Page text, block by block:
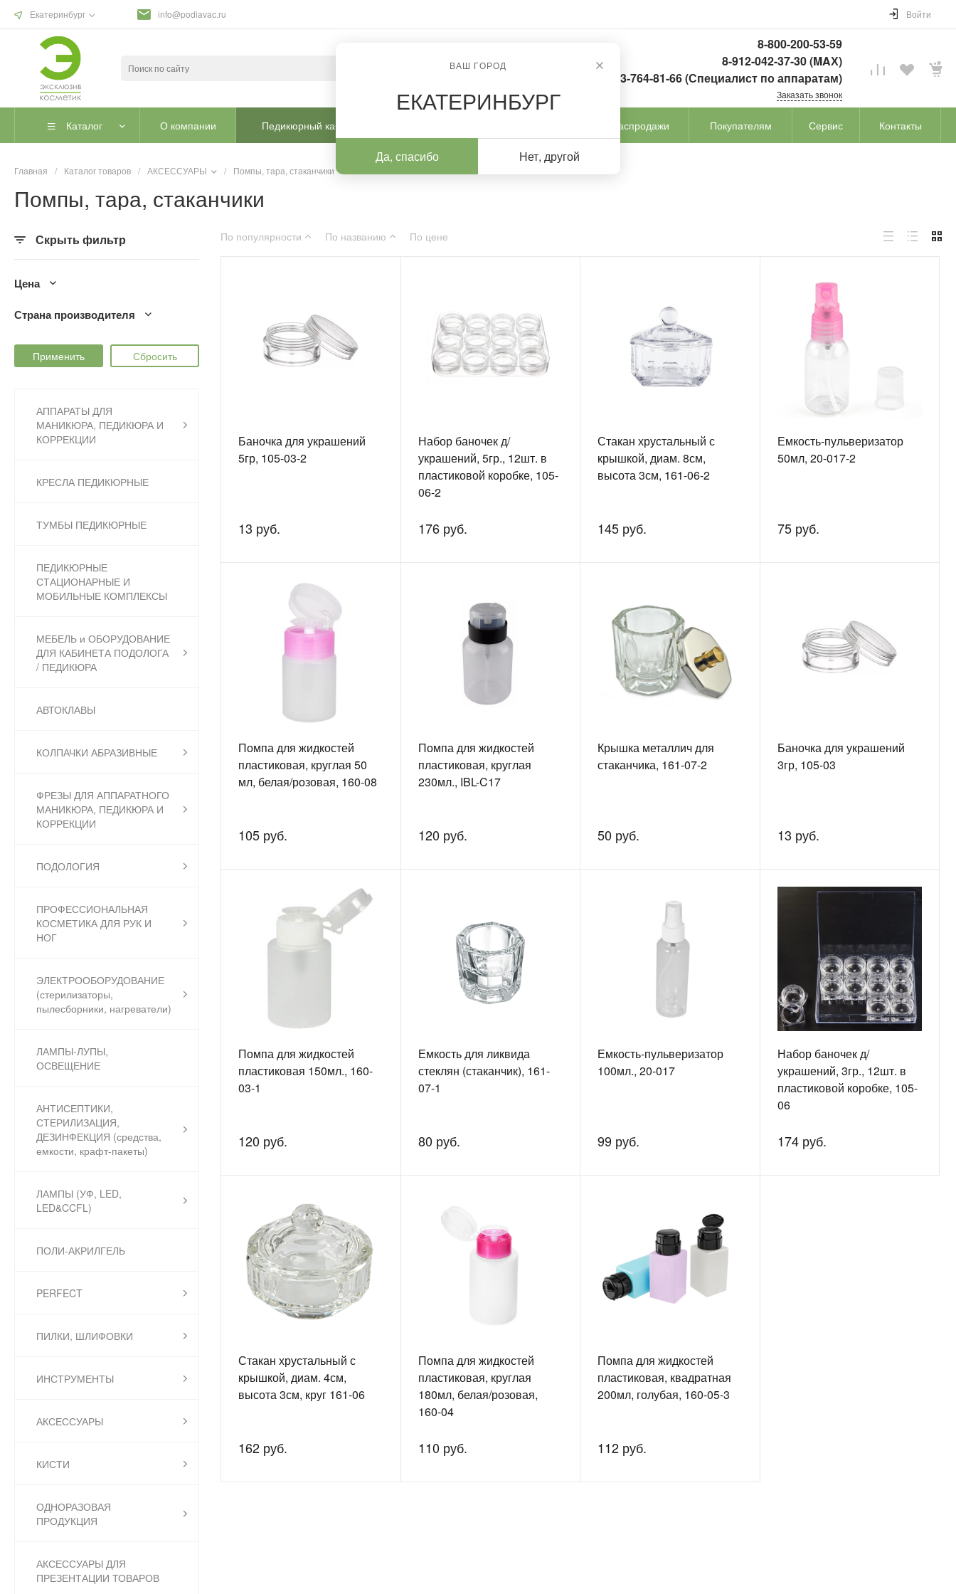
Екатеринбург
ВАШ ГОРОД
ЕКАТЕРИНБУРГ
Да, спасибо Нет, другой
info@podiavac.ru Войти
8-800-200-53-59
8-912-042-37-30 (MAХ)
8-963-764-81-66 (Специалист по аппаратам)
Заказать звонок
Каталог О компании Педикюрный кабинет Распродажи Покупателям Сервис Контакты
Главная / Каталог товаров / АКСЕССУАРЫ / Помпы, тара, стаканчики
Помпы, тара, стаканчики
Скрыть фильтр
Цена
Страна производителя
АППАРАТЫ ДЛЯ
МАНИКЮРА, ПЕДИКЮРА И
КОРРЕКЦИИ
КРЕСЛА ПЕДИКЮРНЫЕ
ТУМБЫ ПЕДИКЮРНЫЕ
ПЕДИКЮРНЫЕ
СТАЦИОНАРНЫЕ И
МОБИЛЬНЫЕ КОМПЛЕКСЫ
МЕБЕЛЬ и ОБОРУДОВАНИЕ
ДЛЯ КАБИНЕТА ПОДОЛОГА
/ ПЕДИКЮРА
АВТОКЛАВЫ
КОЛПАЧКИ АБРАЗИВНЫЕ
ФРЕЗЫ ДЛЯ АППАРАТНОГО
МАНИКЮРА, ПЕДИКЮРА И
КОРРЕКЦИИ
ПОДОЛОГИЯ
ПРОФЕССИОНАЛЬНАЯ
КОСМЕТИКА ДЛЯ РУК И
НОГ
ЭЛЕКТРООБОРУДОВАНИЕ
(стерилизаторы,
пылесборники, нагреватели)
ЛАМПЫ-ЛУПЫ,
ОСВЕЩЕНИЕ
АНТИСЕПТИКИ,
СТЕРИЛИЗАЦИЯ,
ДЕЗИНФЕКЦИЯ (средства,
емкости, крафт-пакеты)
ЛАМПЫ (УФ, LED,
LED&CCFL)
ПОЛИ-АКРИЛГЕЛЬ
PERFECT
ПИЛКИ, ШЛИФОВКИ
ИНСТРУМЕНТЫ
АКСЕССУАРЫ
КИСТИ
ОДНОРАЗОВАЯ
ПРОДУКЦИЯ
АКСЕССУАРЫ ДЛЯ
ПРЕЗЕНТАЦИИ ТОВАРОВ
По популярности По названию По цене
Баночка для украшений
5гр, 105-03-2
13 руб.
Набор баночек д/
украшений, 5гр., 12шт. в
пластиковой коробке, 105-
06-2
176 руб.
Стакан хрустальный с
крышкой, диам. 8см,
высота 3см, 161-06-2
145 руб.
Емкость-пульверизатор
50мл, 20-017-2
75 руб.
Помпа для жидкостей
пластиковая, круглая 50
мл, белая/розовая, 160-08
105 руб.
Помпа для жидкостей
пластиковая, круглая
230мл., IBL-C17
120 руб.
Крышка металлич для
стаканчика, 161-07-2
50 руб.
Баночка для украшений
3гр, 105-03
13 руб.
Помпа для жидкостей
пластиковая 150мл., 160-
03-1
120 руб.
Емкость для ликвида
стеклян (стаканчик), 161-
07-1
80 руб.
Емкость-пульверизатор
100мл., 20-017
99 руб.
Набор баночек д/
украшений, 3гр., 12шт. в
пластиковой коробке, 105-
06
174 руб.
Стакан хрустальный с
крышкой, диам. 4см,
высота 3см, круг 161-06
162 руб.
Помпа для жидкостей
пластиковая, круглая
180мл, белая/розовая,
160-04
110 руб.
Помпа для жидкостей
пластиковая, квадратная
200мл, голубая, 160-05-3
112 руб.